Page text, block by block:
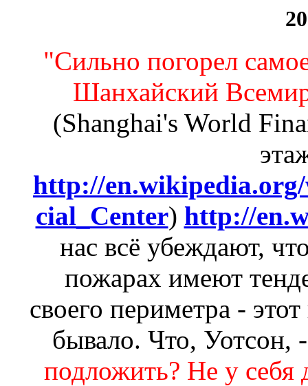
"Сильно погорел
Шанхайский
(Shanghai's World
http://
cial_Center) http://
нас всё убеждают,
пожарах имеют
своего периметра -
бывало. Что, Уотсон,
подложить? Не у себя